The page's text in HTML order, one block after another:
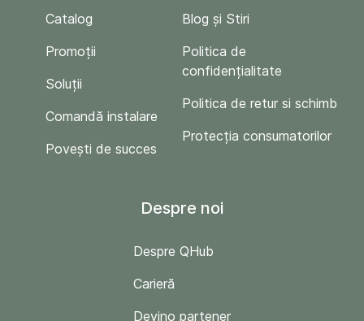
Catalog
Promoții
Soluții
Comandă instalare
Povești de succes
Blog și Stiri
Politica de
confidențialitate
Politica de retur si schimb
Protecția consumatorilor
Despre noi
Despre QHub
Carieră
Devino partener